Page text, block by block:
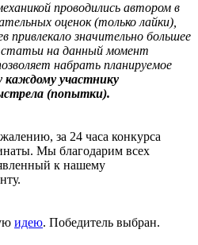
проводились автором в
оценок (только лайки),
привлекало значительно большее
статьи на данный момент
набрать планируемое
каждому участнику
(попытки).
за 24 часа конкурса
Мы благодарим всех
к нашему
идею. Победитель выбран.